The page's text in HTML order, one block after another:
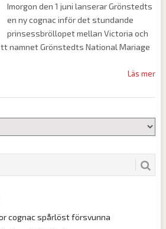
Imorgon den 1 juni lanserar Grönstedts
en ny cognac inför det stundande
prinsessbröllopet mellan Victoria och
namnet Grönstedts National Mariage
Läs mer
cognac spårlöst försvunna